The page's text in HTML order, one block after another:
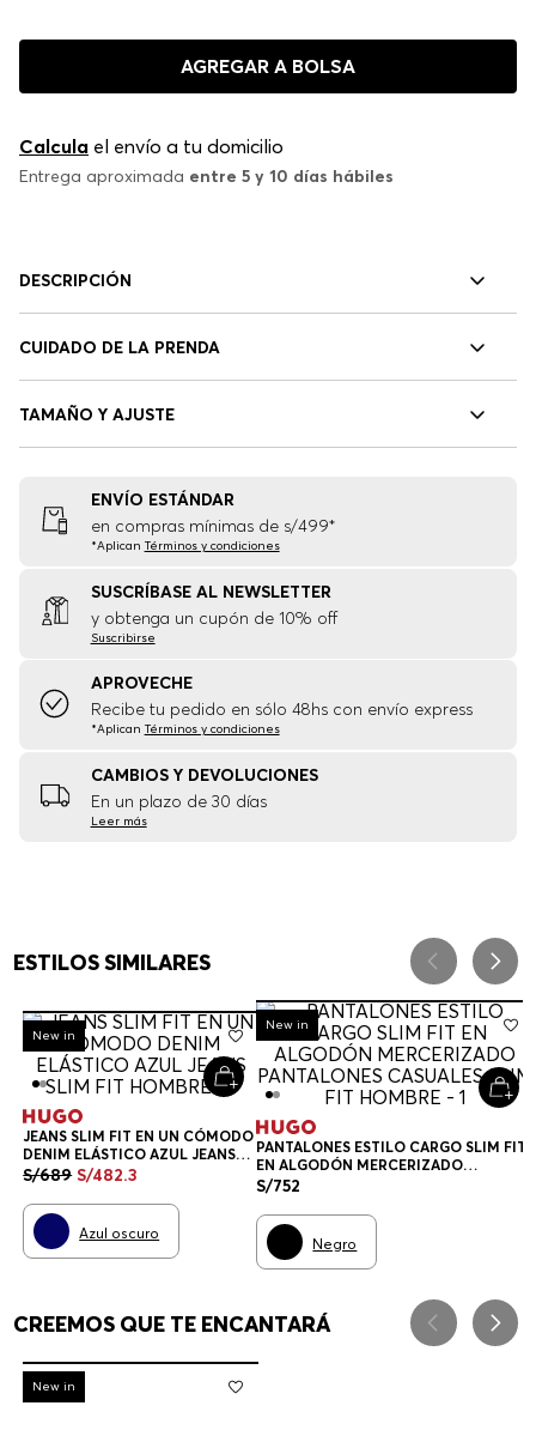
AGREGAR A BOLSA
Calcula el envío a tu domicilio
Entrega aproximada entre 5 y 10 días hábiles
DESCRIPCIÓN
CUIDADO DE LA PRENDA
TAMAÑO Y AJUSTE
ENVÍO ESTÁNDAR
en compras mínimas de s/499*
*Aplican Términos y condiciones
SUSCRÍBASE AL NEWSLETTER
y obtenga un cupón de 10% off
Suscribirse
APROVECHE
Recibe tu pedido en sólo 48hs con envío express
*Aplican Términos y condiciones
CAMBIOS Y DEVOLUCIONES
En un plazo de 30 días
Leer más
ESTILOS SIMILARES
-30%
New in
JEANS SLIM FIT EN UN CÓMODO
DENIM ELÁSTICO AZUL JEANS
SLIM FIT HOMBRE
S/689 S/482.3
Azul oscuro
New in
PANTALONES ESTILO CARGO SLIM FIT
EN ALGODÓN MERCERIZADO
PANTALONES CASUALES SLIM FIT
S/752
Negro
CREEMOS QUE TE ENCANTARÁ
-30%
New in